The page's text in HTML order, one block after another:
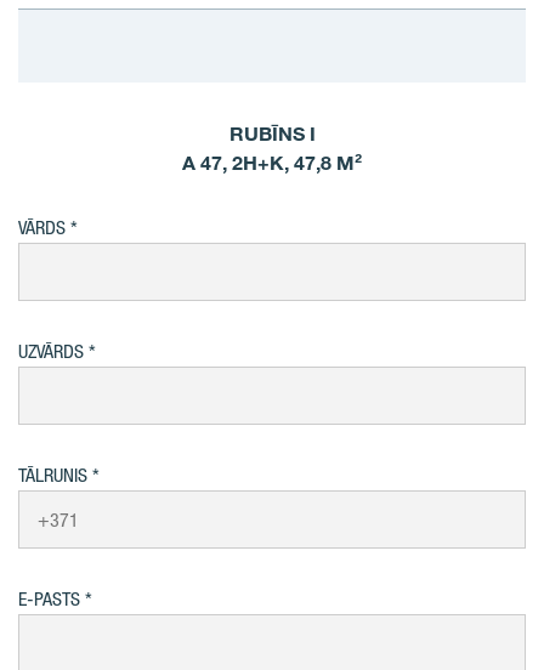
RUBĪNS I
A 47, 2H+K, 47,8 M²
VĀRDS
UZVĀRDS
TĀLRUNIS
E-PASTS